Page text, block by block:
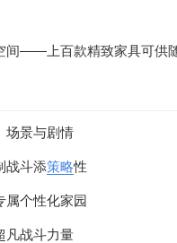
间——上百款精致家具可供
场景与剧情
战斗添策略性
属个性化家园
凡战斗力量